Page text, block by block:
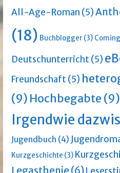
All-Age-Roman (5)
(18) Buchblogger (3)
Deutschunterricht(5)
Freundschaft(5)
(9) Hochbegabte (9)
Irgendwie
Jugendbuch (4)
Kurzgeschichte (3)